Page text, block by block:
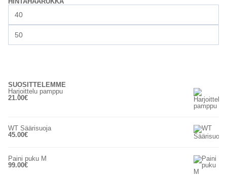
Minimihinta
Maksimihinta
SUOSITTELEMME
Harjoittelu pamppu
21.00€
WT Säärisuoja
45.00€
Paini puku M
99.00€